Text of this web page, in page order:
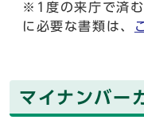
※1度の来庁で済
に必要な書類は、
マイナンバー